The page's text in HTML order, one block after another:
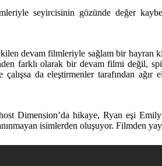
seyircisinin gözünde değer
devam filmleriyle sağlam bir
farklı olarak bir devam filmi değil,
da eleştirmenler tarafından
Dimension’da hikaye, Ryan eşi Emily
isimlerden oluşuyor. Filmden